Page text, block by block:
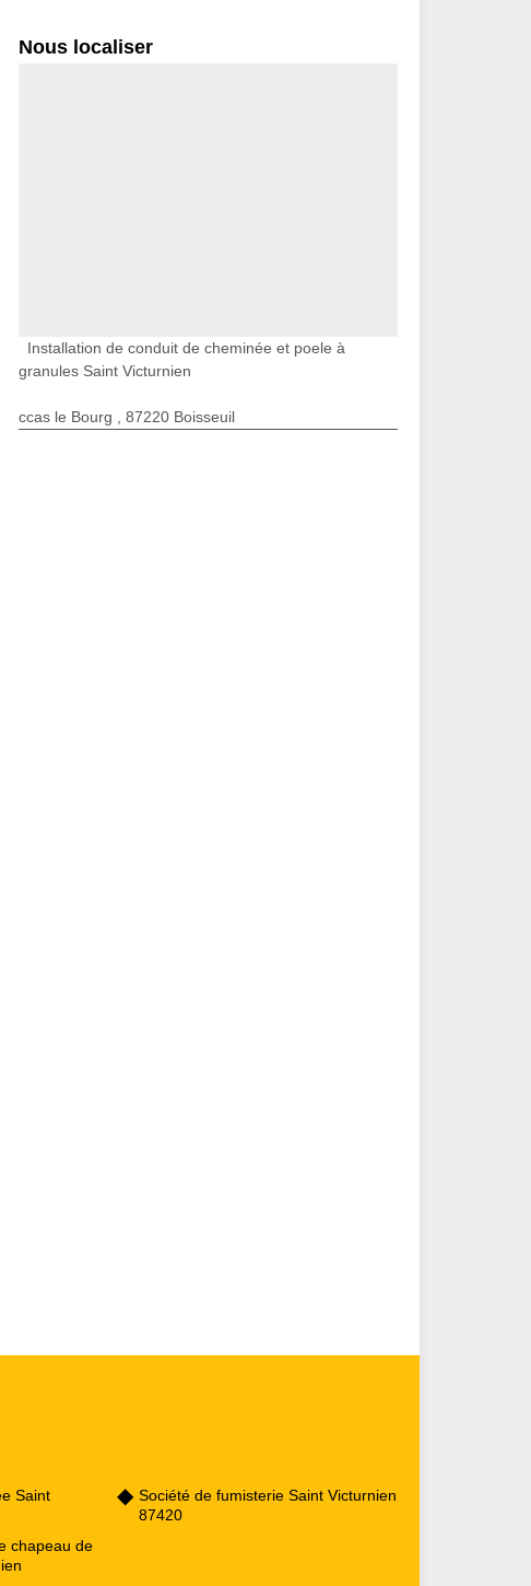
Nous localiser
Installation de conduit de cheminée et poele à
granules Saint Victurnien
ccas le Bourg , 87220 Boisseuil
Saint
chapeau de
Société de fumisterie Saint Victurnien
87420